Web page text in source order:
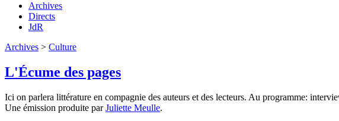
Archives
Directs
JdR
Archives > Culture
L'Écume des pages
Ici on parlera littérature en compagnie des auteurs et des lecteurs. Au programme:
Une émission produite parJuliette Meulle.